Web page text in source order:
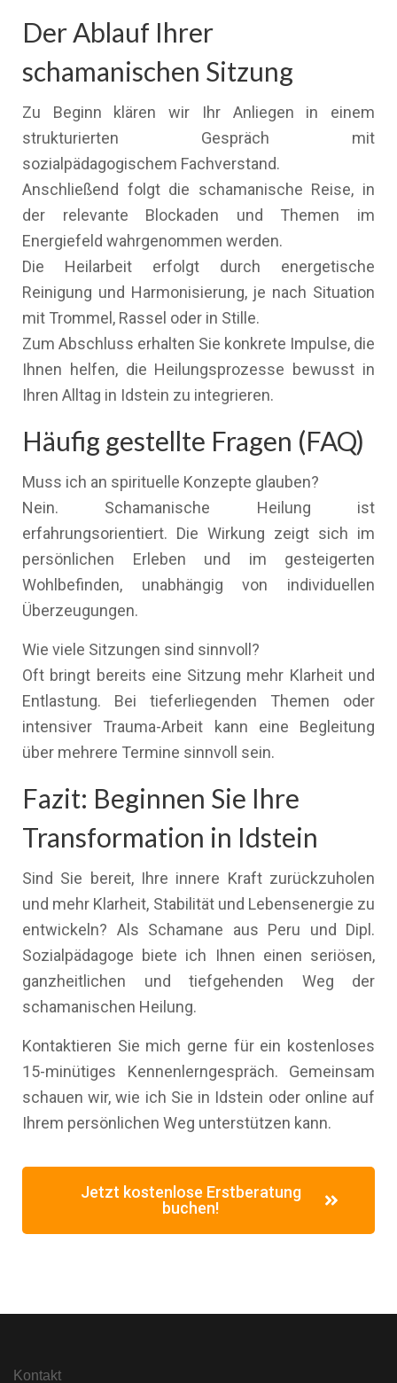
Der Ablauf Ihrer
schamanischen Sitzung
Zu Beginn klären wir Ihr Anliegen in einem
strukturierten Gespräch mit
sozialpädagogischem Fachverstand.
Anschließend folgt die schamanische Reise, in
der relevante Blockaden und Themen im
Energiefeld wahrgenommen werden.
Die Heilarbeit erfolgt durch energetische
Reinigung und Harmonisierung, je nach Situation
mit Trommel, Rassel oder in Stille.
Zum Abschluss erhalten Sie konkrete Impulse, die
Ihnen helfen, die Heilungsprozesse bewusst in
Ihren Alltag in Idstein zu integrieren.
Häufig gestellte Fragen (FAQ)
Muss ich an spirituelle Konzepte glauben?
Nein. Schamanische Heilung ist
erfahrungsorientiert. Die Wirkung zeigt sich im
persönlichen Erleben und im gesteigerten
Wohlbefinden, unabhängig von individuellen
Überzeugungen.
Wie viele Sitzungen sind sinnvoll?
Oft bringt bereits eine Sitzung mehr Klarheit und
Entlastung. Bei tieferliegenden Themen oder
intensiver Trauma-Arbeit kann eine Begleitung
über mehrere Termine sinnvoll sein.
Fazit: Beginnen Sie Ihre
Transformation in Idstein
Sind Sie bereit, Ihre innere Kraft zurückzuholen
und mehr Klarheit, Stabilität und Lebensenergie zu
entwickeln? Als Schamane aus Peru und Dipl.
Sozialpädagoge biete ich Ihnen einen seriösen,
ganzheitlichen und tiefgehenden Weg der
schamanischen Heilung.
Kontaktieren Sie mich gerne für ein kostenloses
15-minütiges Kennenlerngespräch. Gemeinsam
schauen wir, wie ich Sie in Idstein oder online auf
Ihrem persönlichen Weg unterstützen kann.
Jetzt kostenlose Erstberatung
buchen!
Kontakt